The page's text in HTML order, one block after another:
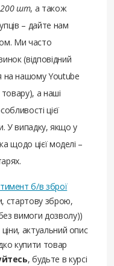
200 шт, а також
– дайте нам
Ми часто
(відповідний
на нашому Youtube
товару), а наші
цієї
У випадку, якщо у
щодо цієї моделі –
б/в зброї
стартову зброю,
вимоги дозволу))
актуальний опис
купити товар
, будьте в курсі